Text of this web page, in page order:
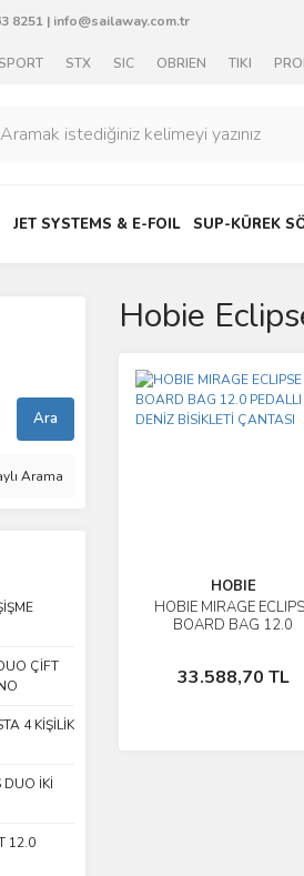
8251 | info@sailaway.com.tr
STX SIC OBRIEN TIKI
JET SYSTEMS & E-FOIL SUP-KÜREK
Ara
Arama
ÇİFT
4 KİŞİLİK
DUO İKİ
12.0
Hobie
HOBIE
HOBIE MIRAGE
BOARD BAG 12.0
33.588,70 TL
İncele
Sepete Ekle